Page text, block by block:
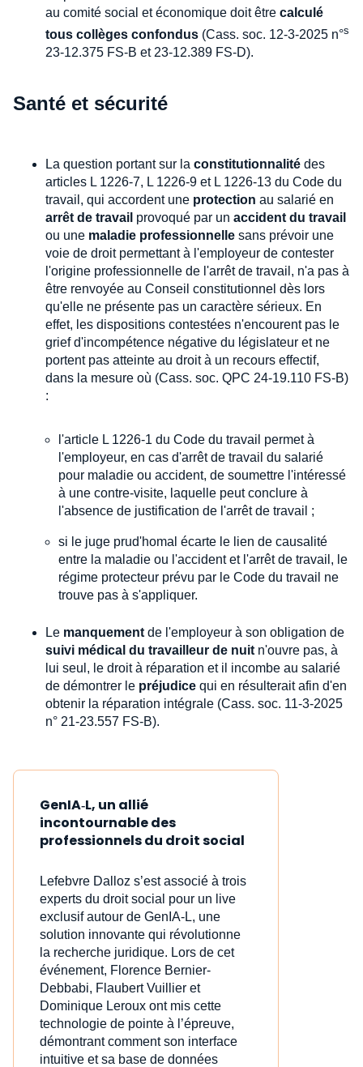
au comité social et économique doit être calculé
tous collèges confondus (Cass. soc. 12-3-2025 n°s
23-12.375 FS-B et 23-12.389 FS-D).
Santé et sécurité
La question portant sur la constitutionnalité des
articles L 1226-7, L 1226-9 et L 1226-13 du Code du
travail, qui accordent une protection au salarié en
arrêt de travail provoqué par un accident du travail
ou une maladie professionnelle sans prévoir une
voie de droit permettant à l'employeur de contester
l'origine professionnelle de l'arrêt de travail, n'a pas à
être renvoyée au Conseil constitutionnel dès lors
qu'elle ne présente pas un caractère sérieux. En
effet, les dispositions contestées n'encourent pas le
grief d'incompétence négative du législateur et ne
portent pas atteinte au droit à un recours effectif,
dans la mesure où (Cass. soc. QPC 24-19.110 FS-B)
:
l'article L 1226-1 du Code du travail permet à
l'employeur, en cas d'arrêt de travail du salarié
pour maladie ou accident, de soumettre l'intéressé
à une contre-visite, laquelle peut conclure à
l'absence de justification de l'arrêt de travail ;
si le juge prud'homal écarte le lien de causalité
entre la maladie ou l'accident et l'arrêt de travail, le
régime protecteur prévu par le Code du travail ne
trouve pas à s'appliquer.
Le manquement de l'employeur à son obligation de
suivi médical du travailleur de nuit n'ouvre pas, à
lui seul, le droit à réparation et il incombe au salarié
de démontrer le préjudice qui en résulterait afin d'en
obtenir la réparation intégrale (Cass. soc. 11-3-2025
n° 21-23.557 FS-B).
GenIA‑L, un allié
incontournable des
professionnels du droit social
Lefebvre Dalloz s’est associé à trois
experts du droit social pour un live
exclusif autour de GenIA‑L, une
solution innovante qui révolutionne
la recherche juridique. Lors de cet
événement, Florence Bernier-
Debbabi, Flaubert Vuillier et
Dominique Leroux ont mis cette
technologie de pointe à l’épreuve,
démontrant comment son interface
intuitive et sa base de données